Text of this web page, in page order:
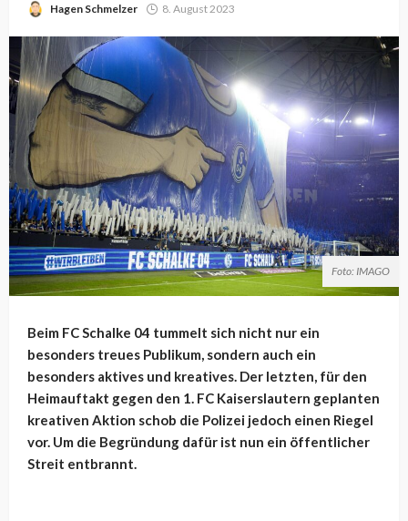
Hagen Schmelzer 8. August 2023
Foto: IMAGO
Beim FC Schalke 04 tummelt sich nicht nur ein
besonders treues Publikum, sondern auch ein
besonders aktives und kreatives. Der letzten, für den
Heimauftakt gegen den 1. FC Kaiserslautern geplanten
kreativen Aktion schob die Polizei jedoch einen Riegel
vor. Um die Begründung dafür ist nun ein öffentlicher
Streit entbrannt.